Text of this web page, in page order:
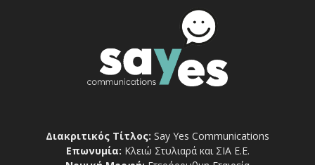
Διακριτικός Τίτλος: Say Yes Communications
Επωνυμία: Κλειώ Στυλιαρά και ΣΙΑ Ε.Ε.